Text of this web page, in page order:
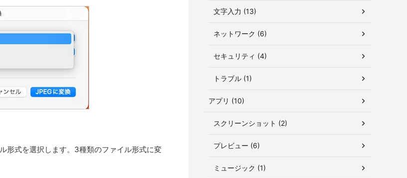
形式を選択します。3種類のファイル形式に変
文字入力 (13)
ネットワーク (6)
セキュリティ (4)
トラブル (1)
アプリ (10)
スクリーンショット (2)
プレビュー (6)
ミュージック (1)